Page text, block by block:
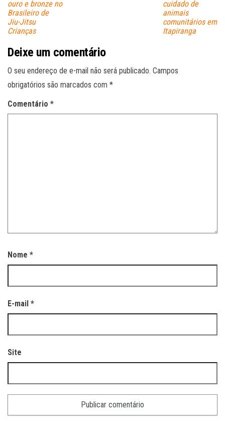
ouro e bronze no
Brasileiro de
Jiu-Jitsu
Crianças
cuidado de
animais
comunitários em
Itapiranga
Deixe um comentário
O seu endereço de e-mail não será publicado. Campos
obrigatórios são marcados com *
Comentário *
Nome *
E-mail *
Site